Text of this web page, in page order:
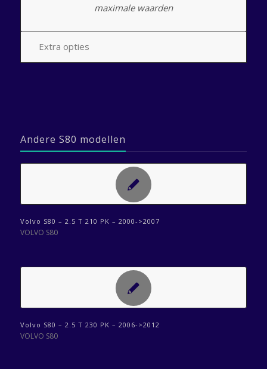
maximale waarden
Extra opties
Andere S80 modellen
Volvo S80 – 2.5 T 210 PK – 2000->2007
VOLVO S80
Volvo S80 – 2.5 T 230 PK – 2006->2012
VOLVO S80